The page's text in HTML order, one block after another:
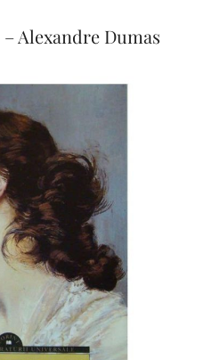
– Alexandre Dumas